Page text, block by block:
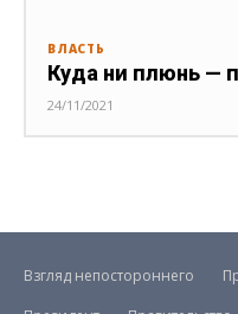
ВЛАСТЬ
Куда ни плюнь —
24/11/2021
Взгляд непостороннего